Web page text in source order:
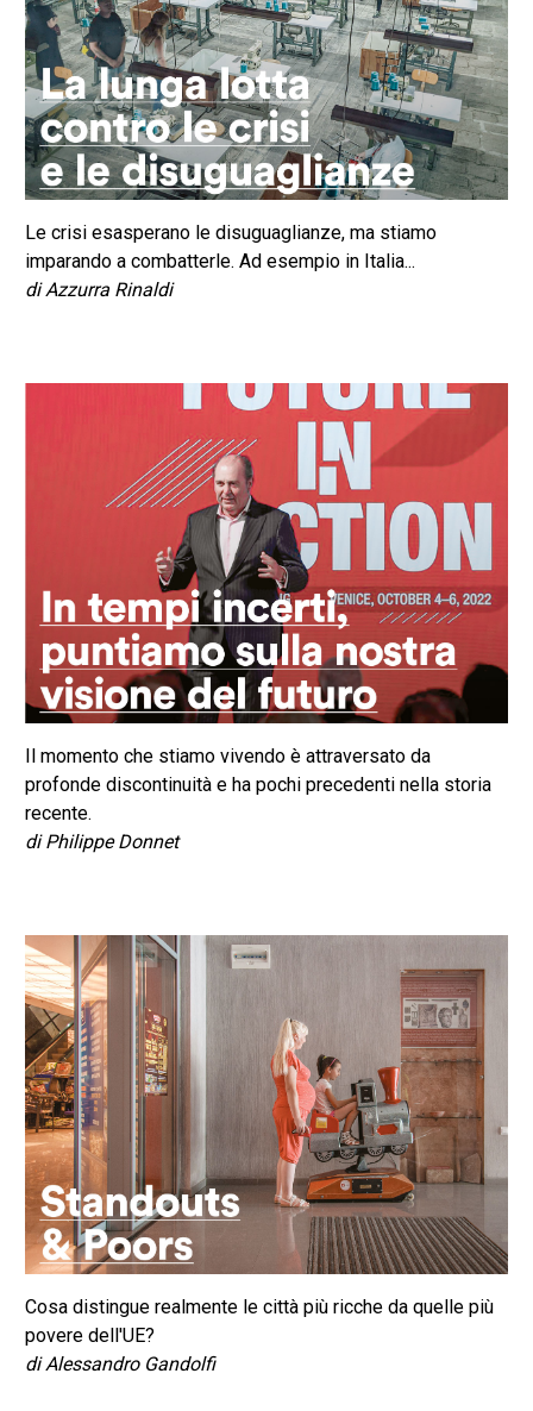
Le crisi esasperano le disuguaglianze, ma stiamo
imparando a combatterle. Ad esempio in Italia...
di Azzurra Rinaldi
Il momento che stiamo vivendo è attraversato da
profonde discontinuità e ha pochi precedenti nella storia
recente.
di Philippe Donnet
Cosa distingue realmente le città più ricche da quelle più
povere dell'UE?
di Alessandro Gandolfi